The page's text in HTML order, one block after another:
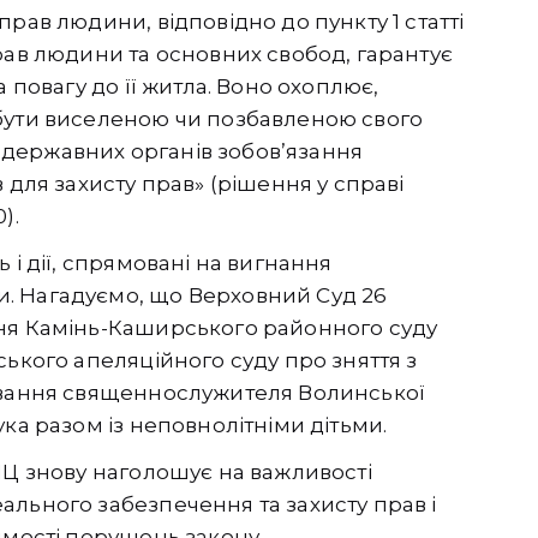
людини, відповідно до пункту 1 статті
людини та основних свобод, гарантує
до її житла. Воно охоплює,
виселеною чи позбавленою свого
органів зобов’язання
захисту прав» (рішення у справі
дії, спрямовані на вигнання
Нагадуємо, що Верховний Суд 26
Камінь-Каширського районного суду
апеляційного суду про зняття з
священнослужителя Волинської
разом із неповнолітніми дітьми.
знову наголошує на важливості
забезпечення та захисту прав і